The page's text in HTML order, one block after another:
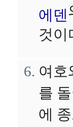
에덴
것이
여호
를
에